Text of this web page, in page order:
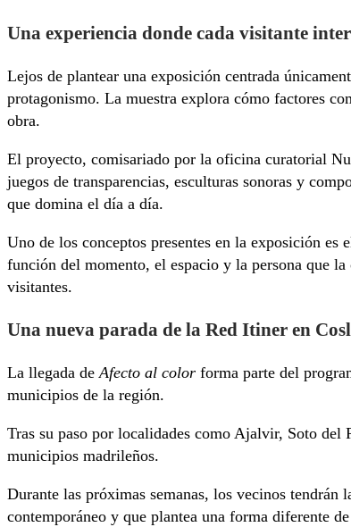
Una experiencia donde cada visitante
Lejos de plantear una exposición centrada
protagonismo. La muestra explora cómo factores
obra.
El proyecto, comisariado por la oficina curatorial
juegos de transparencias, esculturas sonoras y
que domina el día a día.
Uno de los conceptos presentes en la exposición
función del momento, el espacio y la persona que
visitantes.
Una nueva parada de la Red Itiner en
La llegada deAfecto al color forma parte del
municipios de la región.
Tras su paso por localidades como Ajalvir, Soto del
municipios madrileños.
Durante las próximas semanas, los vecinos tendrán
contemporáneo y que plantea una forma diferente